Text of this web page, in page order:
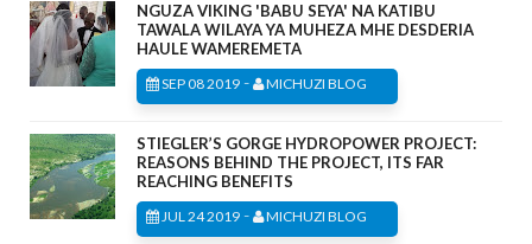
NGUZA VIKING 'BABU SEYA' NA KATIBU
TAWALA WILAYA YA MUHEZA MHE DESDERIA
HAULE WAMEREMETA
SEP 08 2019 - MICHUZI BLOG
STIEGLER’S GORGE HYDROPOWER PROJECT:
REASONS BEHIND THE PROJECT, ITS FAR
REACHING BENEFITS
JUL 24 2019 - MICHUZI BLOG